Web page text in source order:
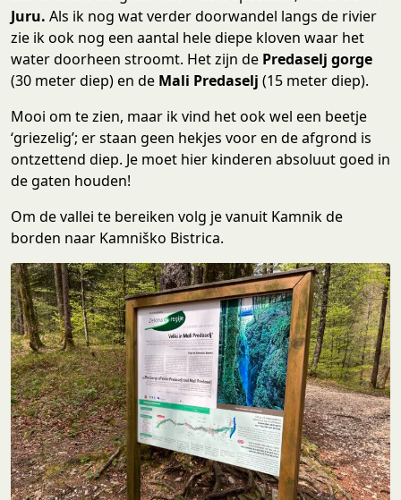
Juru. Als ik nog wat verder doorwandel langs de rivier
zie ik ook nog een aantal hele diepe kloven waar het
water doorheen stroomt. Het zijn de Predaselj gorge
(30 meter diep) en de Mali Predaselj (15 meter diep).
Mooi om te zien, maar ik vind het ook wel een beetje
‘griezelig’; er staan geen hekjes voor en de afgrond is
ontzettend diep. Je moet hier kinderen absoluut goed in
de gaten houden!
Om de vallei te bereiken volg je vanuit Kamnik de
borden naar Kamniško Bistrica.